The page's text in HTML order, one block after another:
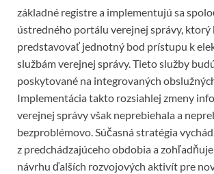
základné registre a implementujú sa
ústredného portálu verejnej správy, ktorý
predstavovať jednotný bod prístupu k
službám verejnej správy. Tieto služby
poskytované na integrovaných
Implementácia takto rozsiahlej zmeny
verejnej správy však neprebiehala a
bezproblémovo. Súčasná stratégia
z predchádzajúceho obdobia a
návrhu ďalších rozvojových aktivít pre